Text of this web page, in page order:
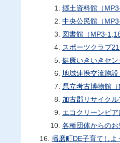
郷土資料館（
中央公民館（
図書館（MP3-
スポーツクラブ
健康いきいきセン
地域連携交流施設
県立考古博物館（
加古郡リサイクル
エコクリーンピア
各種団体からのお
播磨町DE子育てしよ